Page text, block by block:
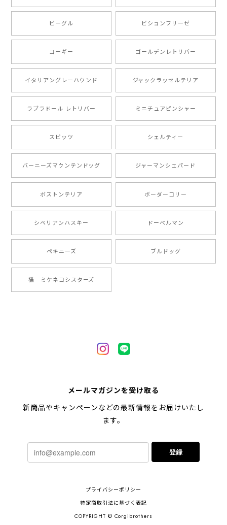
2024/10/28
注文受領連絡が無かったのでハラハラしましたが… 可
愛い商品が届きました！大満足です♪
【 自然に囲まれた ポメラニアン 】マグカップ 犬 ペット うちの子 犬グッズ ギフト プレゼント 母の日
りまして、元気な時の顔がそっくりだったので、注文し
ました。ありがとうございました。
2024/05/22
2024/05/04
2024/05/04
【 柴犬 毛色3色】マグカップ お家用 プレゼント コーギーブラザーズ 犬 うちの子
2024/02/10
した！とても早い対応でありがとうございました。 プ
レゼント用だったけど自分用にも買いたいと思います。
ありがとうございました！！！
ビーグル ビションフリーゼ
コーギー ゴールデンレトリバー
イタリアングレーハウンド ジャックラッセルテリア
ラブラドール レトリバー ミニチュアピンシャー
スピッツ シェルティー
バーニーズマウンテンドッグ ジャーマンシェパード
ボストンテリア ボーダーコリー
シベリアンハスキー ドーベルマン
ペキニーズ ブルドッグ
猫 ミケネコシスターズ
メールマガジンを受け取る
新商品やキャンペーンなどの最新情報をお届けいたし
ます。
登録
プライバシーポリシー
特定商取引法に基づく表記
COPYRIGHT © Corgibrothers